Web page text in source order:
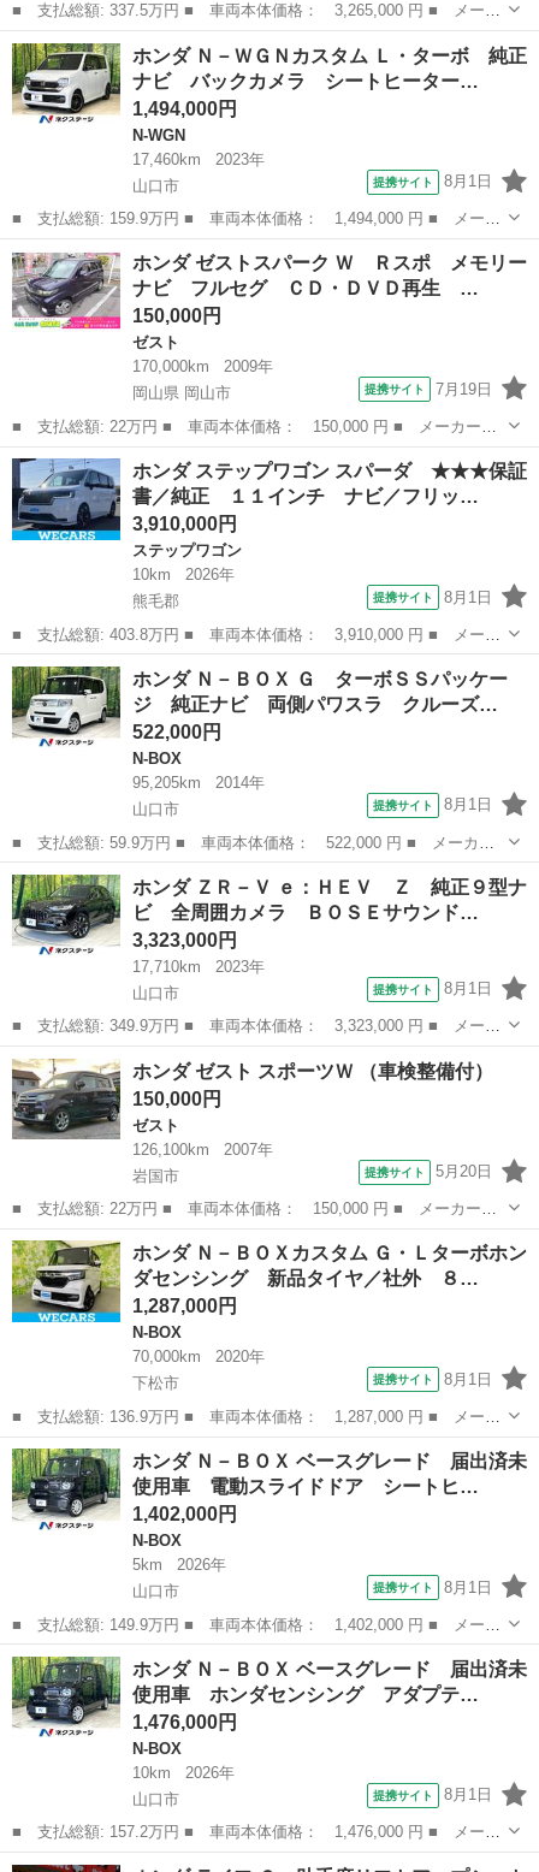
■ 支払総額: 337.5万円 ■ 車両本体価格： 3,265,000 円 ■ メーカ
ー名： ホンダ ■ 車種名： ＺＲ－Ｖ ■ グレード名： ｅＨＥ
Ｖ Ｚ 新品タイヤ／保証書／純正 ８インチ ＳＤナビ／ホンダセ
ンシング／...
山口 下関市 ホンダ
ホンダ Ｎ－ＷＧＮカスタム Ｌ・ターボ 純正
ナビ バックカメラ シートヒーター…
1,494,000円
N-WGN
17,460km
2023年
山口市
提携サイト 8月1日
■ 支払総額: 159.9万円 ■ 車両本体価格： 1,494,000 円 ■ メーカ
ー名： ホンダ ■ 車種名： Ｎ－ＷＧＮカスタム ■ グレード
名： Ｌ・ターボ 純正ナビ バックカメラ シートヒーター ホン
ダセンシング...
山口 山口市 N-WGN
ホンダ ゼストスパーク Ｗ Ｒスポ メモリー
ナビ フルセグ ＣＤ・ＤＶＤ再生 …
150,000円
ゼスト
170,000km
2009年
岡山県 岡山市
提携サイト 7月19日
■ 支払総額: 22万円 ■ 車両本体価格： 150,000 円 ■ メーカー
名： ホンダ ■ 車種名： ゼストスパーク ■ グレード名： Ｗ
Ｒスポ メモリーナビ フルセグ ＣＤ・ＤＶＤ再生 ＥＴＣ オー
トエアコン パワ...
岡山 岡山市 ゼスト
ホンダ ステップワゴン スパーダ ★★★保証
書／純正 １１インチ ナビ／フリッ…
3,910,000円
ステップワゴン
10km
2026年
熊毛郡
提携サイト 8月1日
■ 支払総額: 403.8万円 ■ 車両本体価格： 3,910,000 円 ■ メーカ
ー名： ホンダ ■ 車種名： ステップワゴン ■ グレード名： ス
パーダ ★★★保証書／純正 １１インチ ナビ／フリップダウンモ
ニター ...
山口 熊毛郡 ステップワゴン
ホンダ Ｎ－ＢＯＸ Ｇ ターボＳＳパッケー
ジ 純正ナビ 両側パワスラ クルーズ…
522,000円
N-BOX
95,205km
2014年
山口市
提携サイト 8月1日
■ 支払総額: 59.9万円 ■ 車両本体価格： 522,000 円 ■ メーカー
名： ホンダ ■ 車種名： Ｎ－ＢＯＸ ■ グレード名： Ｇ ター
ボＳＳパッケージ 純正ナビ 両側パワスラ クルーズコントロー
ル ＨＩＤヘッ...
山口 山口市 N-BOX
ホンダ ＺＲ－Ｖ ｅ：ＨＥＶ Ｚ 純正９型ナ
ビ 全周囲カメラ ＢＯＳＥサウンド…
3,323,000円
17,710km
2023年
山口市
提携サイト 8月1日
■ 支払総額: 349.9万円 ■ 車両本体価格： 3,323,000 円 ■ メーカ
ー名： ホンダ ■ 車種名： ＺＲ－Ｖ ■ グレード名： ｅ：ＨＥ
Ｖ Ｚ 純正９型ナビ 全周囲カメラ ＢＯＳＥサウンドシステム
パワーバ...
山口 山口市 ホンダ
ホンダ ゼスト スポーツＷ （車検整備付）
150,000円
ゼスト
126,100km
2007年
岩国市
提携サイト 5月20日
■ 支払総額: 22万円 ■ 車両本体価格： 150,000 円 ■ メーカー
名： ホンダ ■ 車種名： ゼスト ■ グレード名： スポーツＷ
■ 排気量： 660cc ■ ドア枚数： 5D ■ ミッション： AT4速 ■...
山口 岩国市 ゼスト
ホンダ Ｎ－ＢＯＸカスタム Ｇ・Ｌターボホン
ダセンシング 新品タイヤ／社外 ８…
1,287,000円
N-BOX
70,000km
2020年
下松市
提携サイト 8月1日
■ 支払総額: 136.9万円 ■ 車両本体価格： 1,287,000 円 ■ メーカ
ー名： ホンダ ■ 車種名： Ｎ－ＢＯＸカスタム ■ グレード
名： Ｇ・Ｌターボホンダセンシング 新品タイヤ／社外 ８イン
チ ＳＤナビ／...
山口 下松市 N-BOX
ホンダ Ｎ－ＢＯＸ ベースグレード 届出済未
使用車 電動スライドドア シートヒ…
1,402,000円
N-BOX
5km
2026年
山口市
提携サイト 8月1日
■ 支払総額: 149.9万円 ■ 車両本体価格： 1,402,000 円 ■ メーカ
ー名： ホンダ ■ 車種名： Ｎ－ＢＯＸ ■ グレード名： ベース
グレード 届出済未使用車 電動スライドドア シートヒーター ホ
ンダセン...
山口 山口市 N-BOX
ホンダ Ｎ－ＢＯＸ ベースグレード 届出済未
使用車 ホンダセンシング アダプテ…
1,476,000円
N-BOX
10km
2026年
山口市
提携サイト 8月1日
■ 支払総額: 157.2万円 ■ 車両本体価格： 1,476,000 円 ■ メーカ
ー名： ホンダ ■ 車種名： Ｎ－ＢＯＸ ■ グレード名： ベース
山口 山口市 N-BOX